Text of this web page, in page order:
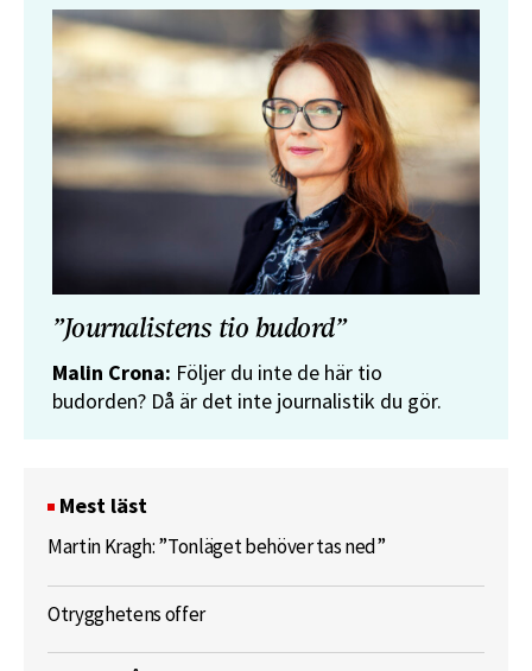
”Journalistens tio budord”
Malin Crona: Följer du inte de här tio
budorden? Då är det inte journalistik du gör.
Mest läst
Martin Kragh: ”Tonläget behöver tas ned”
Otrygghetens offer